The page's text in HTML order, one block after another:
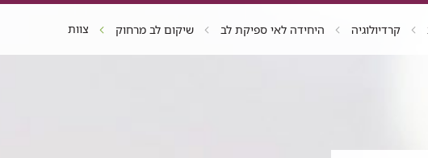
קרדיולוגיה היחידה לאי ספיקת לב שיקום לב מרחוק צוות